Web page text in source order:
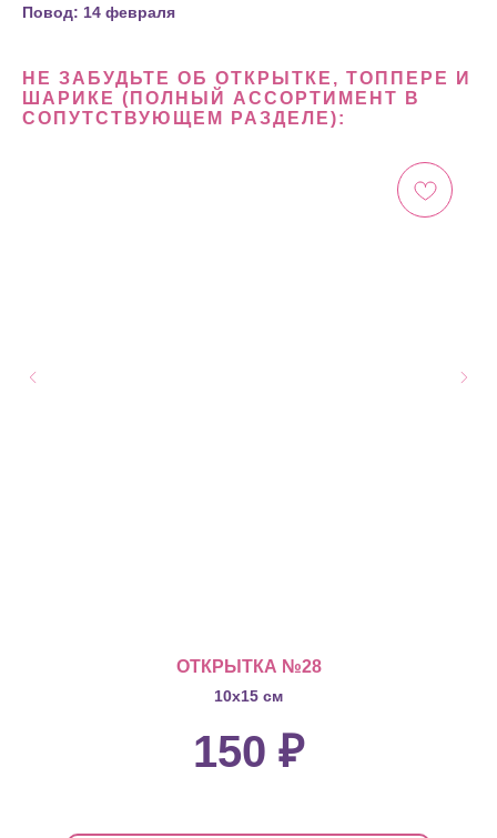
Повод: 14 февраля
НЕ ЗАБУДЬТЕ ОБ ОТКРЫТКЕ, ТОППЕРЕ И
ШАРИКЕ (ПОЛНЫЙ АССОРТИМЕНТ В
СОПУТСТВУЮЩЕМ РАЗДЕЛЕ):
ОТКРЫТКА №28
10х15 см
150 ₽